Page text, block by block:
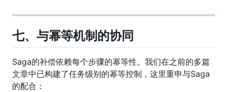
七、与幂等机制的协同
Saga的补偿依赖每个步骤的幂等性。我们在之前的多篇
文章中已构建了任务级别的幂等控制，这里重申与Saga
的配合：